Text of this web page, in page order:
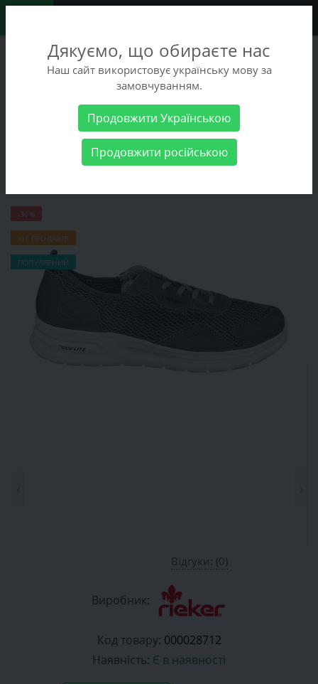
+38 (068) 486-90-09
+38 (093) 486-90-09
Чоловічі товари Чоловіче взуття Кросівки Rieker B7305-45
Кросівки Rieker B7305-45
ХІТ ПРОДАЖІВ
ПОПУЛЯРНИЙ
Відгуки: (0)
Виробник:
Код товару: 000028712
Наявність: Є в наявності
Дякуємо, що обираєте нас
Наш сайт використовує українську мову за
замовчуванням.
Продовжити Українською
Продовжити російською